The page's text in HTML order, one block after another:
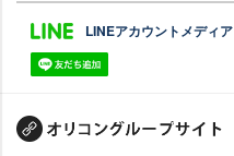
LINEアカウントメディア